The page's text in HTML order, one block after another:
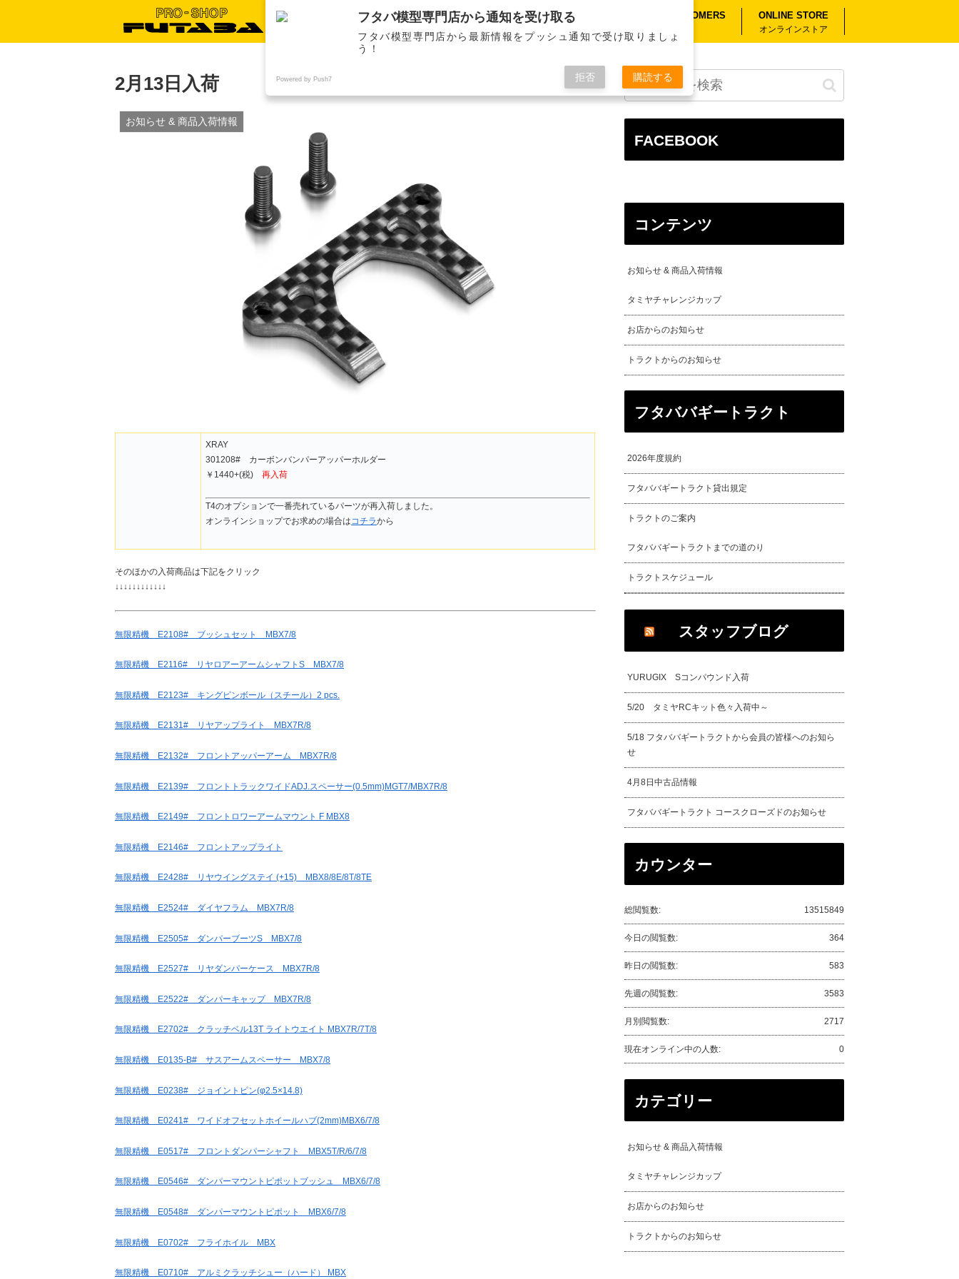
STORE INFORMATION
店舗のご案内
MAIL ORDER
通信販売
ALL OVERSEAS CUSTOMERS ONLINE STORE
オンラインストア
2月13日入荷
お知らせ & 商品入荷情報
XRAY
301208# カーボンバンパーアッパーホルダー
￥1440+(税) 再入荷
T4のオプションで一番売れているパーツが再入荷しました。
オンラインショップでお求めの場合はコチラから
そのほかの入荷商品は下記をクリック
↓↓↓↓↓↓↓↓↓↓↓↓
無限精機 E2108# ブッシュセット MBX7/8
無限精機 E2116# リヤロアーアームシャフトS MBX7/8
無限精機 E2123# キングピンボール（スチール）2 pcs.
無限精機 E2131# リヤアップライト MBX7R/8
無限精機 E2132# フロントアッパーアーム MBX7R/8
無限精機 E2139# フロントトラックワイドADJ.スペーサー(0.5mm)MGT7/MBX7R/8
無限精機 E2149# フロントロワーアームマウント F MBX8
無限精機 E2146# フロントアップライト
無限精機 E2428# リヤウイングステイ (+15) MBX8/8E/8T/8TE
無限精機 E2524# ダイヤフラム MBX7R/8
無限精機 E2505# ダンパーブーツS MBX7/8
無限精機 E2527# リヤダンパーケース MBX7R/8
無限精機 E2522# ダンパーキャップ MBX7R/8
無限精機 E2702# クラッチベル13T ライトウエイト MBX7R/7T/8
無限精機 E0135-B# サスアームスペーサー MBX7/8
無限精機 E0238# ジョイントピン(φ2.5×14.8)
無限精機 E0241# ワイドオフセットホイールハブ(2mm)MBX6/7/8
無限精機 E0517# フロントダンパーシャフト MBX5T/R/6/7/8
無限精機 E0546# ダンパーマウントピポットブッシュ MBX6/7/8
無限精機 E0548# ダンパーマウントピポット MBX6/7/8
無限精機 E0702# フライホイル MBX
無限精機 E0710# アルミクラッチシュー（ハード） MBX
FACEBOOK
コンテンツ
お知らせ & 商品入荷情報
タミヤチャレンジカップ
お店からのお知らせ
トラクトからのお知らせ
フタババギートラクト
2026年度規約
フタババギートラクト貸出規定
トラクトのご案内
フタババギートラクトまでの道のり
トラクトスケジュール
スタッフブログ
YURUGIX Sコンパウンド入荷
5/20 タミヤRCキット色々入荷中～
5/18 フタババギートラクトから会員の皆様へのお知ら
せ
4月8日中古品情報
フタババギートラクト コースクローズドのお知らせ
カウンター
13515849
総閲覧数:
364
今日の閲覧数:
583
昨日の閲覧数:
3583
先週の閲覧数:
2717
月別閲覧数:
0
現在オンライン中の人数:
カテゴリー
お知らせ & 商品入荷情報
タミヤチャレンジカップ
お店からのお知らせ
トラクトからのお知らせ
フタバ模型専門店から通知を受け取る
フタバ模型専門店から最新情報をプッシュ通知で受け取りましょ
う！
Powered by Push7 拒否 購読する